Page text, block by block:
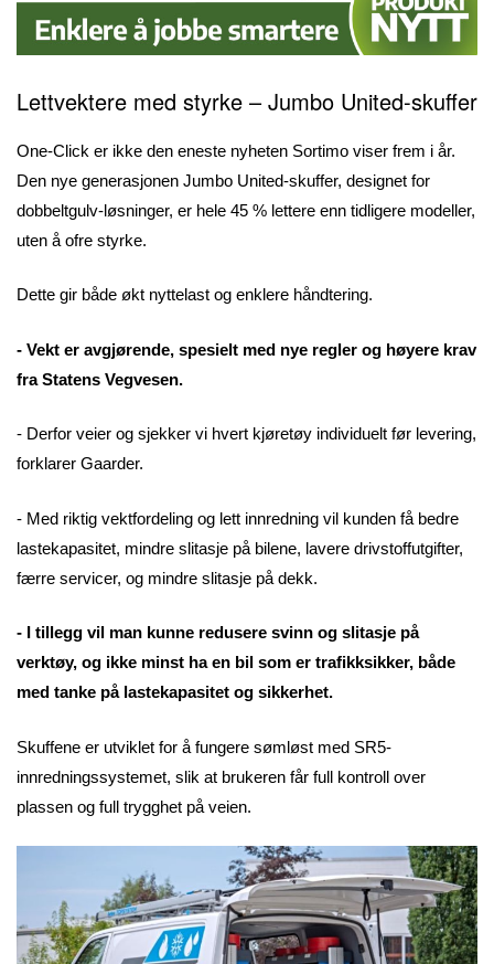
Lettvektere med styrke – Jumbo United-skuffer
One-Click er ikke den eneste nyheten Sortimo viser frem i år.
Den nye generasjonen Jumbo United-skuffer, designet for
dobbeltgulv-løsninger, er hele 45 % lettere enn tidligere modeller,
uten å ofre styrke.
Dette gir både økt nyttelast og enklere håndtering.
- Vekt er avgjørende, spesielt med nye regler og høyere krav
fra Statens Vegvesen.
- Derfor veier og sjekker vi hvert kjøretøy individuelt før levering,
forklarer Gaarder.
- Med riktig vektfordeling og lett innredning vil kunden få bedre
lastekapasitet, mindre slitasje på bilene, lavere drivstoffutgifter,
færre servicer, og mindre slitasje på dekk.
- I tillegg vil man kunne redusere svinn og slitasje på
verktøy, og ikke minst ha en bil som er trafikksikker, både
med tanke på lastekapasitet og sikkerhet.
Skuffene er utviklet for å fungere sømløst med SR5-
innredningssystemet, slik at brukeren får full kontroll over
plassen og full trygghet på veien.